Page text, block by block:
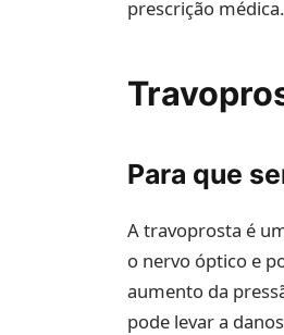
prescrição médica.
Para que
A travoprosta é
o nervo óptico e
aumento da
pode levar a